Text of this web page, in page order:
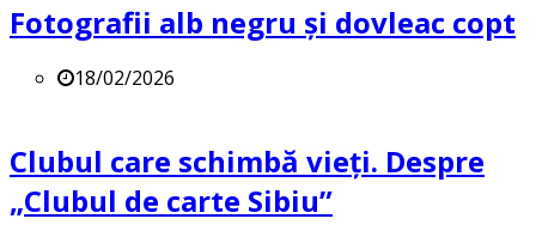
Fotografii alb negru și dovleac copt
18/02/2026
Clubul care schimbă vieți. Despre
„Clubul de carte Sibiu”